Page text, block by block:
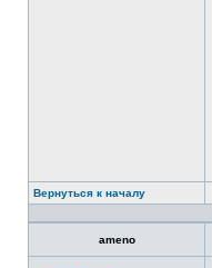
Вернуться к началу
ameno